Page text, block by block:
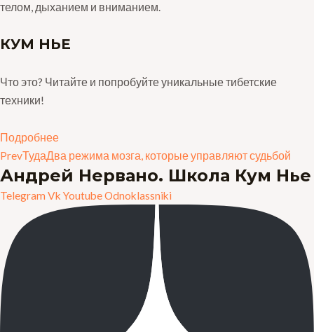
телом, дыханием и вниманием.
КУМ НЬЕ
Что это? Читайте и попробуйте уникальные тибетские
техники!
Подробнее
PrevТудаДва режима мозга, которые управляют судьбой
Андрей Нервано. Школа Кум Нье
Telegram Vk YoutubeOdnoklassniki